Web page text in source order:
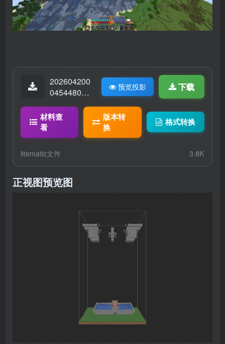
202604200
04544808-
机.litematic
预览投影 下载
材料查
看
版本转
换
格式转换
litematic文件 3.8K
正视图预览图